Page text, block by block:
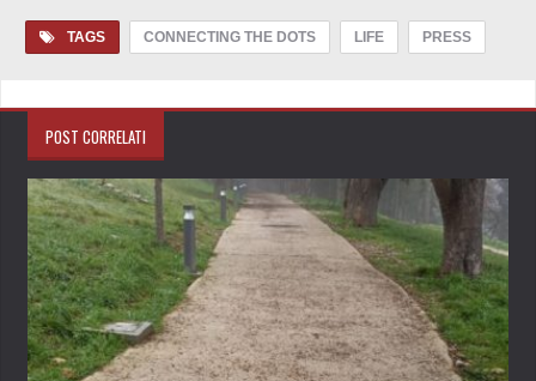
TAGS CONNECTING THE DOTS LIFE PRESS
POST CORRELATI